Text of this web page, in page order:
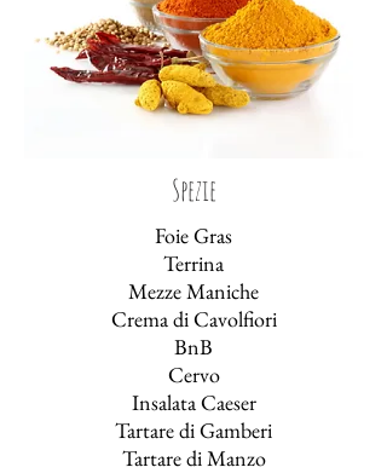
Spezie
Foie Gras
Terrina
Mezze Maniche
Crema di Cavolfiori
BnB
Cervo
Insalata Caeser
Tartare di Gamberi
Tartare di Manzo